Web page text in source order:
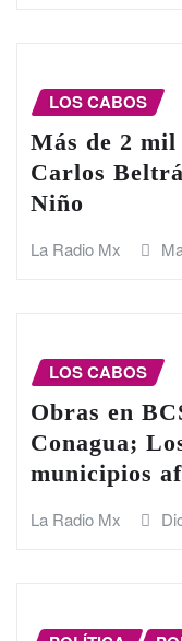
LOS CABOS
Más de 2 mil
Carlos
Niño
La Radio Mx
LOS CABOS
Obras en
Conagua;
municipios
La Radio Mx